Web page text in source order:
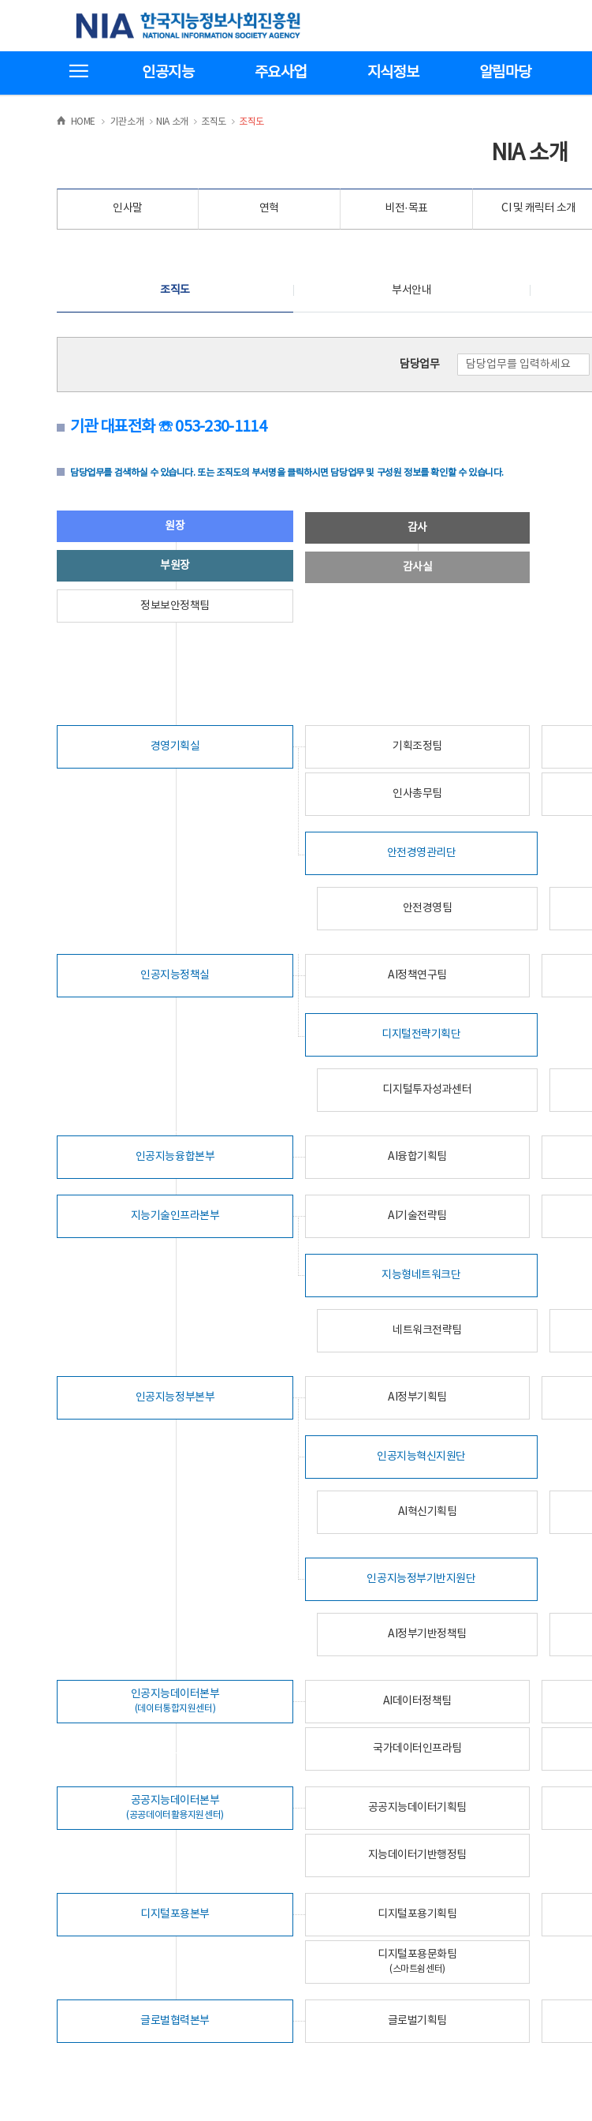
기
한국지능정보사회진흥원
인공지능 주요사업 지식정보 알림마당
HOME >
기관소개 >NIA 소개 >
조직도 >
조직도
NIA 소개
인사말 연혁 비전·목표 CI 및 캐릭터 소개
조직도 부서안내
담당업무
기관 대표전화 ☏ 053-230-1114
담당업무를 검색하실 수 있습니다. 또는 조직도의 부서명을 클릭하시면 담당업무 및 구성원 정보를 확인할 수 있습니다.
원장
부원장
정보보안정책팀
감사
감사실
경영기획실 기획조정팀
인사총무팀
안전경영관리단
안전경영팀
인공지능정책실 AI정책연구팀
디지털전략기획단
디지털투자성과센터
인공지능융합본부 AI융합기획팀
지능기술인프라본부 AI기술전략팀
지능형네트워크단
네트워크전략팀
인공지능정부본부 AI정부기획팀
인공지능혁신지원단
AI혁신기획팀
인공지능정부기반지원단
AI정부기반정책팀
인공지능데이터본부
(데이터통합지원센터)
AI데이터정책팀
국가데이터인프라팀
공공지능데이터본부
(공공데이터활용지원센터)
공공지능데이터기획팀
지능데이터기반행정팀
디지털포용본부 디지털포용기획팀
디지털포용문화팀
(스마트쉼센터)
글로벌협력본부 글로벌기획팀